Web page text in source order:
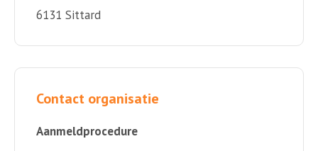
6131 Sittard
Contact organisatie
Aanmeldprocedure